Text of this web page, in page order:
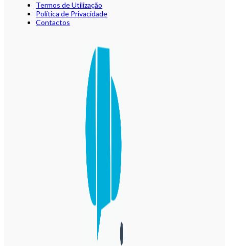
Termos de Utilização
Política de Privacidade
Contactos